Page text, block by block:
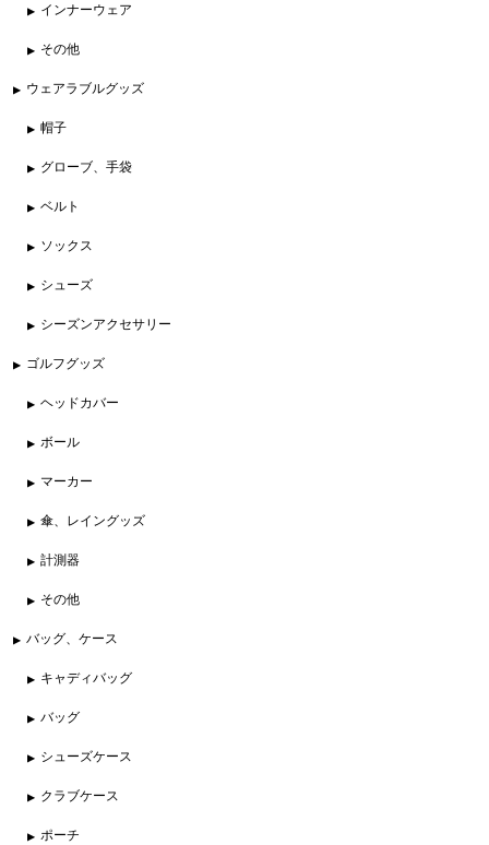
インナーウェア
その他
ウェアラブルグッズ
帽子
グローブ、手袋
ベルト
ソックス
シューズ
シーズンアクセサリー
ゴルフグッズ
ヘッドカバー
ボール
マーカー
傘、レイングッズ
計測器
その他
バッグ、ケース
キャディバッグ
バッグ
シューズケース
クラブケース
ポーチ